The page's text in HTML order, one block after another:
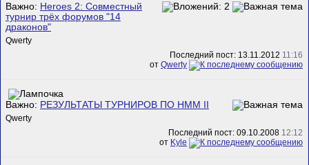
Важно: Heroes 2: Совместный
турнир трёх форумов "14
драконов"
Qwerty
Последний пост: 13.11.2012 11:16
от Qwerty
Важно: РЕЗУЛЬТАТЫ ТУРНИРОВ ПО HMM II
Qwerty
Последний пост: 09.10.2008 12:12
от Kyle